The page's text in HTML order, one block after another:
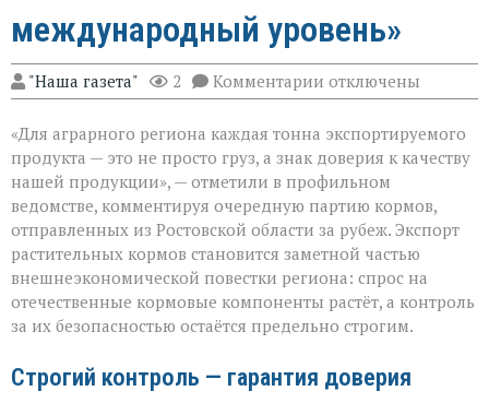
международный уровень»
"Наша газета" 2 Комментарии к
записи
шрот
выходит
на
международный
уровень»
отключены
«Для аграрного региона каждая тонна экспортируемого
продукта — это не просто груз, а знак доверия к качеству
нашей продукции», — отметили в профильном
ведомстве, комментируя очередную партию кормов,
отправленных из Ростовской области за рубеж. Экспорт
растительных кормов становится заметной частью
внешнеэкономической повестки региона: спрос на
отечественные кормовые компоненты растёт, а контроль
за их безопасностью остаётся предельно строгим.
Строгий контроль — гарантия доверия